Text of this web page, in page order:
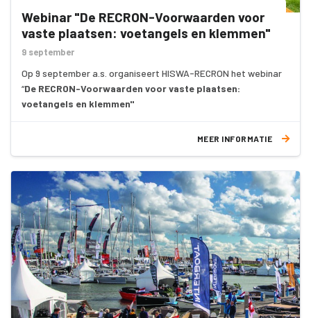
Webinar "De RECRON-Voorwaarden voor
vaste plaatsen: voetangels en klemmen"
9 september
Op 9 september a.s. organiseert HISWA-RECRON het webinar
“De RECRON-Voorwaarden voor vaste plaatsen:
voetangels en klemmen"
MEER INFORMATIE